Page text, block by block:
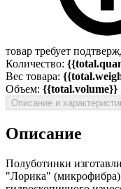
товар требует
Количество:
Вес товара:
Объем: {{total.volume}}
Описание и
Описание
Полуботинки
"Лорика" (микрофибра)